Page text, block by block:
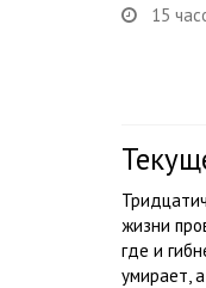
15
жизни
где и
умирает,